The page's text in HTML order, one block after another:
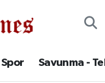
Spor Savunma -